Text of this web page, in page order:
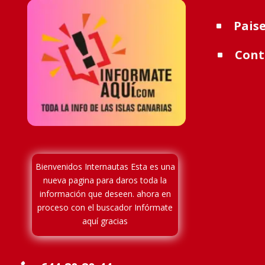
Bienvenidos Internautas Esta es una
nueva pagina paradaros toda la
información que deseen. ahora en
procesocon el buscador Infórmate
aquí gracias
^
^